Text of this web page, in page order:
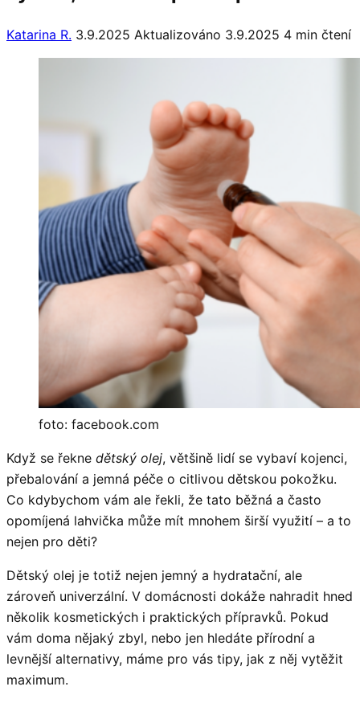
Katarina R. 3.9.2025 Aktualizováno 3.9.2025 4 min čtení
foto: facebook.com
Když se řekne dětský olej, většině lidí se vybaví kojenci,
přebalování a jemná péče o citlivou dětskou pokožku.
Co kdybychom vám ale řekli, že tato běžná a často
opomíjená lahvička může mít mnohem širší využití – a to
nejen pro děti?
Dětský olej je totiž nejen jemný a hydratační, ale
zároveň univerzální. V domácnosti dokáže nahradit hned
několik kosmetických i praktických přípravků. Pokud
vám doma nějaký zbyl, nebo jen hledáte přírodní a
levnější alternativy, máme pro vás tipy, jak z něj vytěžit
maximum.